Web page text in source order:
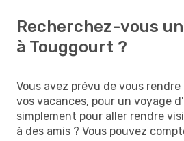
Recherchez-vous
à Touggourt ?
Vous avez prévu de vous
vos vacances, pour un voyage
simplement pour aller rendre
à des amis ? Vous pouvez